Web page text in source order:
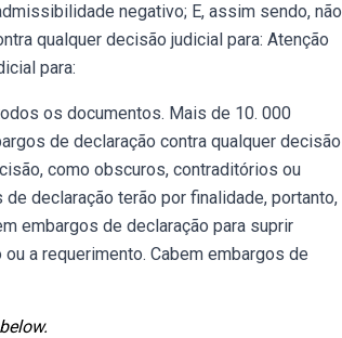
negativo; E, assim sendo, não
qualquer decisão judicial para: Atenção
para:
os documentos. Mais de 10. 000
de declaração contra qualquer decisão
como obscuros, contraditórios ou
declaração terão por finalidade, portanto,
embargos de declaração para suprir
a requerimento. Cabem embargos de